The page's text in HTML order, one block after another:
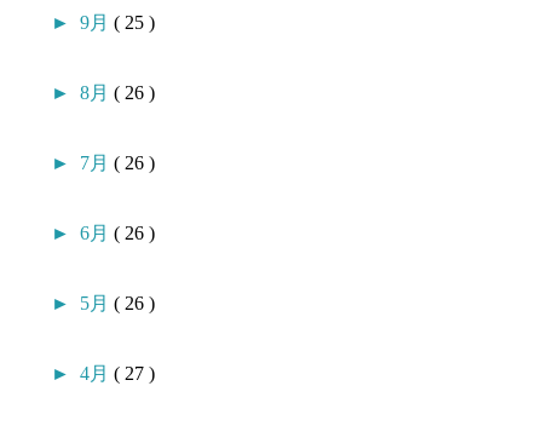
►9月( 25 )
►8月( 26 )
► 7月( 26 )
►6月( 26 )
► 5月( 26 )
►4月( 27 )